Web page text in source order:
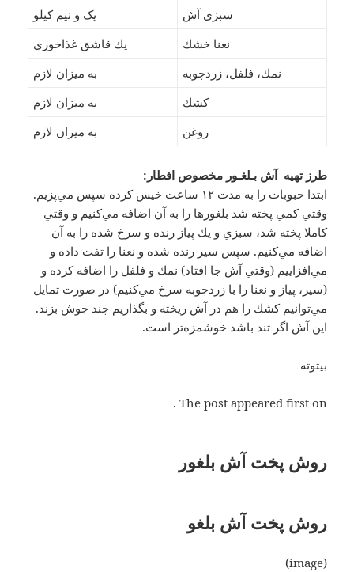
سبزی آش
یک و نیم کیلو
نعنا خشك
يك قاشق غذاخوري
نمك، فلفل، زردچوبه
به ميزان لازم
كشك
به ميزان لازم
روغن
به ميزان لازم
طرز تهیه آش بـلغـور مخصوص افطار:
ابتدا حبوبات را به مدت ۱۲ ساعت خيس كرده سپس مي‌پزيم.
وقتي كمي پخته شد بلغورها را به آن اضافه مي‌كنيم و وقتي
كاملا پخته شد، سبزي و يك پياز رنده و سرخ شده را به آن
اضافه مي‌كنيم. سپس سير رنده شده و نعنا را تفت داده و
مي‌افزاييم (وقتي آش جا افتاد) نمك و فلفل را اضافه كرده و
(سير، پياز و نعنا را با زردچوبه سرخ مي‌كنيم) در صورت تمايل
مي‌توانيم كشك را هم در آش ريخته و بگذاريم چند جوش بزند.
اين آش اگر تند باشد خوشمزه‌تر است.
بیتوته
The post appeared first on .
روش پخت آش بلغور
روش پخت آش بلغو
(image)